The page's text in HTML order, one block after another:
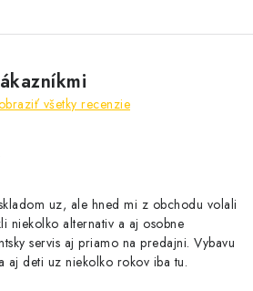
všetky recenzie
uz, ale hned mi z obchodu volali
niekolko alternativ a aj osobne
servis aj priamo na predajni. Vybavu
aj deti uz niekolko rokov iba tu.